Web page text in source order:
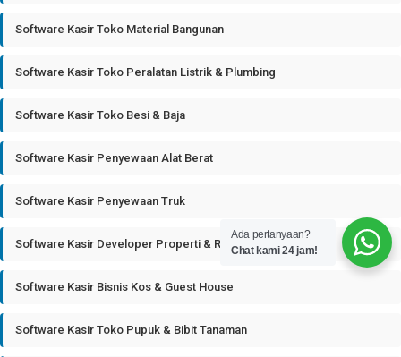
Software Kasir Toko Material Bangunan
Software Kasir Toko Peralatan Listrik & Plumbing
Software Kasir Toko Besi & Baja
Software Kasir Penyewaan Alat Berat
Software Kasir Penyewaan Truk
Software Kasir Developer Properti & Real Estate
Software Kasir Bisnis Kos & Guest House
Software Kasir Toko Pupuk & Bibit Tanaman
Ada pertanyaan?
Chat kami 24 jam!